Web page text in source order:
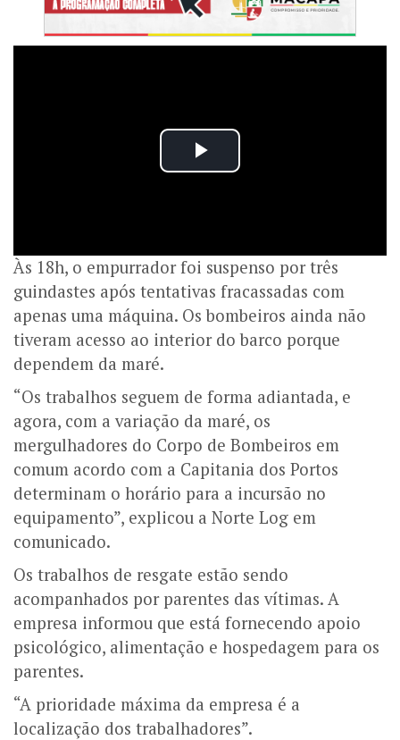
Às 18h, o empurrador foi suspenso por três
guindastes após tentativas fracassadas com
apenas uma máquina. Os bombeiros ainda não
tiveram acesso ao interior do barco porque
dependem da maré.
“Os trabalhos seguem de forma adiantada, e
agora, com a variação da maré, os
mergulhadores do Corpo de Bombeiros em
comum acordo com a Capitania dos Portos
determinam o horário para a incursão no
equipamento”, explicou a Norte Log em
comunicado.
Os trabalhos de resgate estão sendo
acompanhados por parentes das vítimas. A
empresa informou que está fornecendo apoio
psicológico, alimentação e hospedagem para os
parentes.
“A prioridade máxima da empresa é a
localização dos trabalhadores”.